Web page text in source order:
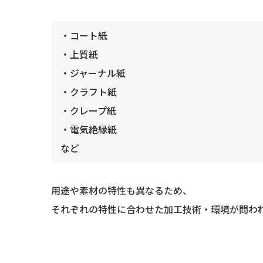
・コート紙
・上質紙
・ジャーナル紙
・クラフト紙
・クレープ紙
・電気絶縁紙
など
用途や素材の特性も異なるため、
それぞれの特性に合わせた加工技術・環境が問わ